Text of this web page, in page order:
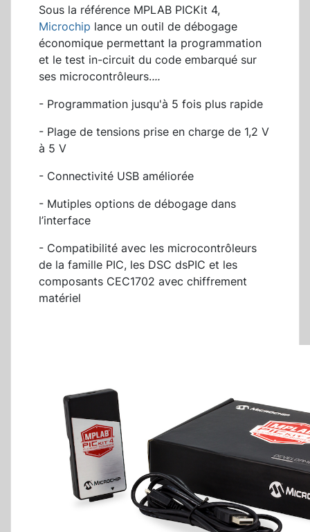
Sous la référence MPLAB PICKit 4,
Microchip lance un outil de débogage
économique permettant la programmation
et le test in-circuit du code embarqué sur
ses microcontrôleurs....
- Programmation jusqu'à 5 fois plus rapide
- Plage de tensions prise en charge de 1,2 V
à 5 V
- Connectivité USB améliorée
- Mutiples options de débogage dans
l’interface
- Compatibilité avec les microcontrôleurs
de la famille PIC, les DSC dsPIC et les
composants CEC1702 avec chiffrement
matériel